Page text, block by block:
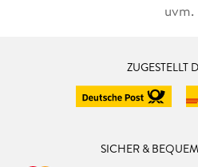
uvm.
ZUGESTELLT
SICHER &